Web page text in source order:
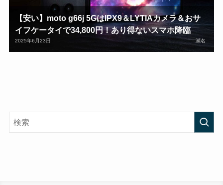
【安い】moto g66j 5GはIPX9＆LYTIAカメラ＆おサ
イフケータイで34,800円！あり得ないスマホ降臨
2025年6月23日 瀬名